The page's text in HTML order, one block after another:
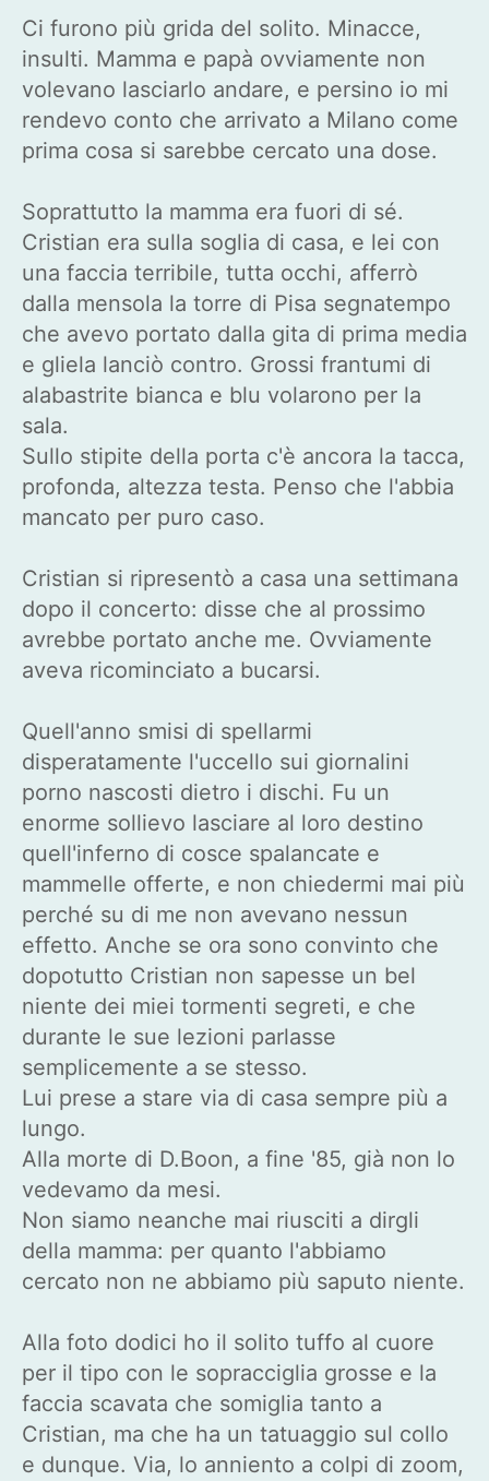
Ci furono più grida del solito. Minacce,
insulti. Mamma e papà ovviamente non
volevano lasciarlo andare, e persino io mi
rendevo conto che arrivato a Milano come
prima cosa si sarebbe cercato una dose.
Soprattutto la mamma era fuori di sé.
Cristian era sulla soglia di casa, e lei con
una faccia terribile, tutta occhi, afferrò
dalla mensola la torre di Pisa segnatempo
che avevo portato dalla gita di prima media
e gliela lanciò contro. Grossi frantumi di
alabastrite bianca e blu volarono per la
sala.
Sullo stipite della porta c'è ancora la tacca,
profonda, altezza testa. Penso che l'abbia
mancato per puro caso.
Cristian si ripresentò a casa una settimana
dopo il concerto: disse che al prossimo
avrebbe portato anche me. Ovviamente
aveva ricominciato a bucarsi.
Quell'anno smisi di spellarmi
disperatamente l'uccello sui giornalini
porno nascosti dietro i dischi. Fu un
enorme sollievo lasciare al loro destino
quell'inferno di cosce spalancate e
mammelle offerte, e non chiedermi mai più
perché su di me non avevano nessun
effetto. Anche se ora sono convinto che
dopotutto Cristian non sapesse un bel
niente dei miei tormenti segreti, e che
durante le sue lezioni parlasse
semplicemente a se stesso.
Lui prese a stare via di casa sempre più a
lungo.
Alla morte di D.Boon, a fine '85, già non lo
vedevamo da mesi.
Non siamo neanche mai riusciti a dirgli
della mamma: per quanto l'abbiamo
cercato non ne abbiamo più saputo niente.
Alla foto dodici ho il solito tuffo al cuore
per il tipo con le sopracciglia grosse e la
faccia scavata che somiglia tanto a
Cristian, ma che ha un tatuaggio sul collo
e dunque. Via, lo anniento a colpi di zoom,